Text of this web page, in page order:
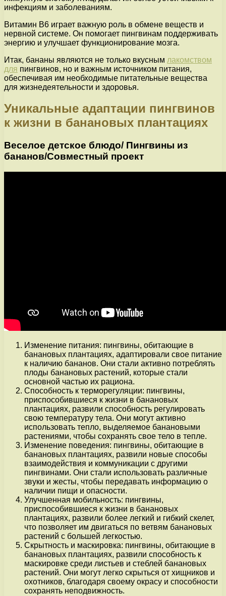
инфекциям и заболеваниям.
Витамин B6 играет важную роль в обмене веществ и
нервной системе. Он помогает пингвинам поддерживать
энергию и улучшает функционирование мозга.
Итак, бананы являются не только вкусным лакомством
для пингвинов, но и важным источником питания,
обеспечивая им необходимые питательные вещества
для жизнедеятельности и здоровья.
Уникальные адаптации пингвинов
к жизни в банановых плантациях
Веселое детское блюдо/ Пингвины из
бананов/Совместный проект
Изменение питания: пингвины, обитающие в
банановых плантациях, адаптировали свое питание
к наличию бананов. Они стали активно потреблять
плоды банановых растений, которые стали
основной частью их рациона.
Способность к терморегуляции: пингвины,
приспособившиеся к жизни в банановых
плантациях, развили способность регулировать
свою температуру тела. Они могут активно
использовать тепло, выделяемое банановыми
растениями, чтобы сохранять свое тело в тепле.
Изменение поведения: пингвины, обитающие в
банановых плантациях, развили новые способы
взаимодействия и коммуникации с другими
пингвинами. Они стали использовать различные
звуки и жесты, чтобы передавать информацию о
наличии пищи и опасности.
Улучшенная мобильность: пингвины,
приспособившиеся к жизни в банановых
плантациях, развили более легкий и гибкий скелет,
что позволяет им двигаться по ветвям банановых
растений с большей легкостью.
Скрытность и маскировка: пингвины, обитающие в
банановых плантациях, развили способность к
маскировке среди листьев и стеблей банановых
растений. Они могут легко скрыться от хищников и
охотников, благодаря своему окрасу и способности
сохранять неподвижность.